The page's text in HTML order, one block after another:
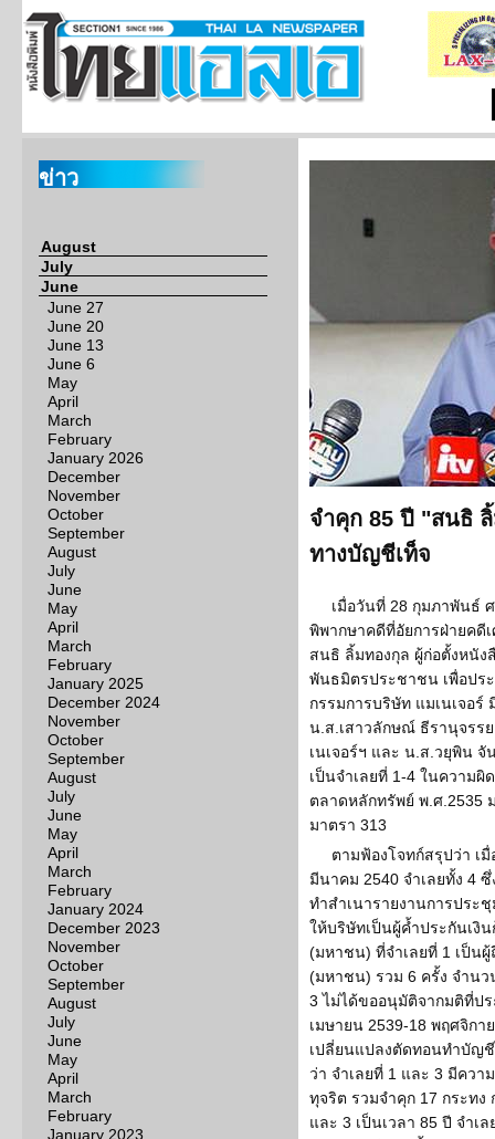
ข่าว
August
July
June
June 27
June 20
June 13
June 6
May
April
March
February
January 2026
December
November
October
September
August
July
June
May
April
March
February
January 2025
December 2024
November
October
September
August
July
June
May
April
March
February
January 2024
December 2023
November
October
September
August
July
June
May
April
March
February
January 2023
จำคุก 85 ปี "สนธิ
ทางบัญชีเท็จ
เมื่อวันที่ 28 กุมภาพันธ์
พิพากษาคดีที่อัยการฝ่ายคดี
สนธิ ลิ้มทองกุล ผู้ก่อตั้งหนัง
พันธมิตรประชาชน เพื่อปร
กรรมการบริษัท แมเนเจอร์
น.ส.เสาวลักษณ์ ธีรานุจรร
เนเจอร์ฯ และ น.ส.วยุพิน จั
เป็นจำเลยที่ 1-4 ในความ
ตลาดหลักทรัพย์ พ.ศ.2535
มาตรา 313
ตามฟ้องโจทก์สรุปว่า เ
มีนาคม 2540 จำเลยทั้ง 4
ทำสำเนารายงานการประ
ให้บริษัทเป็นผู้ค้ำประกันเงิ
(มหาชน) ที่จำเลยที่ 1 เป็น
(มหาชน) รวม 6 ครั้ง จำนว
3 ไม่ได้ขออนุมัติจากมติที่ป
เมษายน 2539-18 พฤศจิกา
เปลี่ยนแปลงตัดทอนทำบัญชี
ว่า จำเลยที่ 1 และ 3 มีคว
ทุจริต รวมจำคุก 17 กระทง
และ 3 เป็นเวลา 85 ปี จำเ